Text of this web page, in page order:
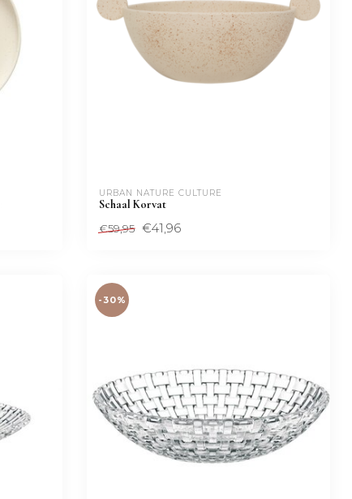
URBAN NATURE CULTURE
Schaal Korvat
€59,95 €41,96
-30%